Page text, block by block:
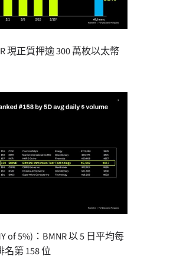
現正質押逾 300 萬枚以太幣
of 5%)：BMNR 以 5 日平均每
第 158 位